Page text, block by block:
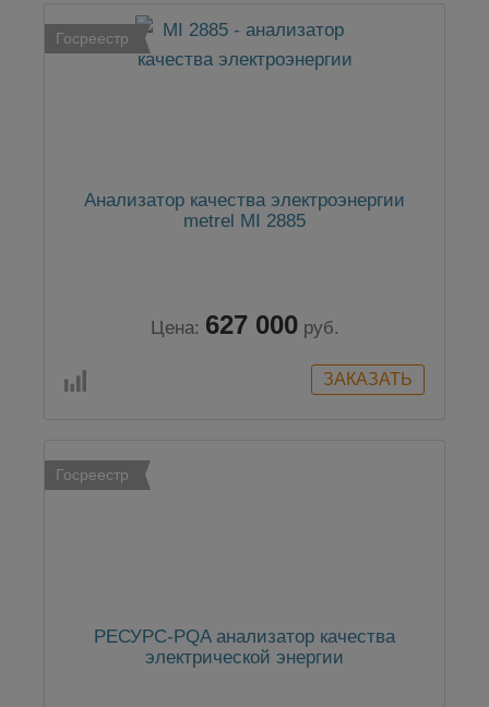
Госреестр
Анализатор качества электроэнергии
metrel MI 2885
Цена: 627 000 руб.
Госреестр
РЕСУРС-PQA анализатор качества
электрической энергии